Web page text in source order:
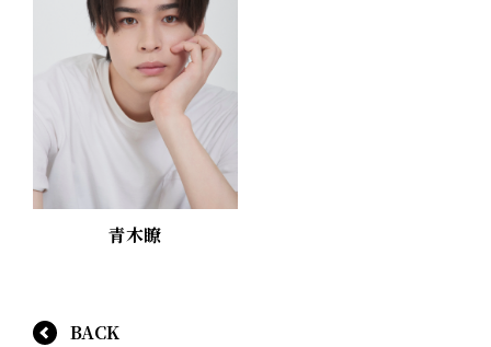
青木瞭
BACK